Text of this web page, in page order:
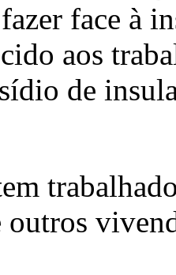
face à
aos
de
outros